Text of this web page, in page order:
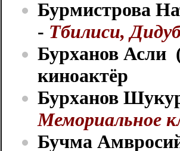
Бурмистрова
- Тбилиси,
Бурханов Асли
киноактёр
Бурханов
Мемориальное
Бучма